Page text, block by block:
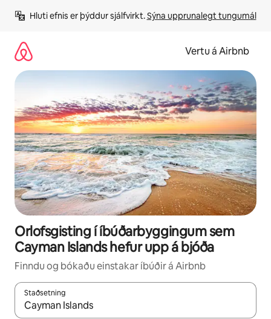
beint
Hluti efnis er þýddur sjálfvirkt. Sýna upprunalegt tungumál
Vertu á Airbnb
Orlofsgisting í íbúðarbyggingum sem
Cayman Islands hefur upp á bjóða
Finndu og bókaðu einstakar íbúðir á Airbnb
Staðsetning
Þegar niðurstöður liggja fyrir skaltu nota upp og niður